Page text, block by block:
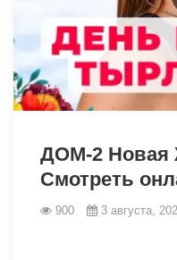
ДОМ-2 Новая
Смотреть
900 3 августа,